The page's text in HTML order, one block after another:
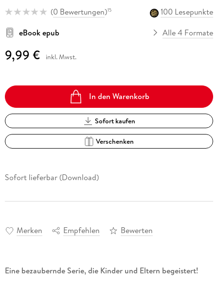
(0 Bewertungen)15
100 Lesepunkte
eBook epub
Alle 4 Formate
9,99 € inkl. Mwst.
In den Warenkorb
Sofort kaufen
Verschenken
Sofort lieferbar (Download)
Merken Empfehlen Bewerten
Eine bezaubernde Serie, die Kinder und Eltern begeistert!